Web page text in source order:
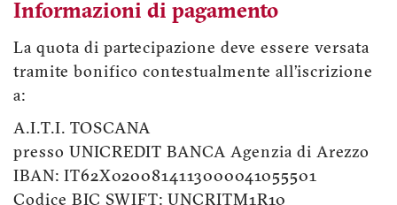
Informazioni di pagamento
La quota di partecipazione deve essere versata
tramite bonifico contestualmente all’iscrizione
a:
A.I.T.I. TOSCANA
presso UNICREDIT BANCA Agenzia di Arezzo
IBAN: IT62X0200814113000041055501
Codice BIC SWIFT: UNCRITM1R10